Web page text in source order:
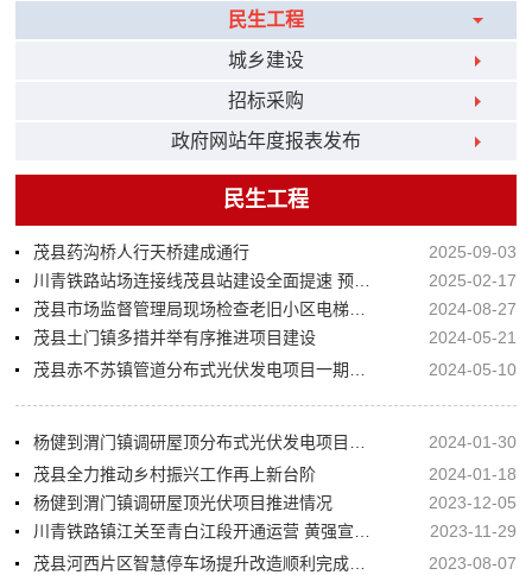
民生工程
城乡建设
招标采购
政府网站年度报表发布
民生工程
茂县药沟桥人行天桥建成通行
2025-09-03
2025-02-17
2024-08-27
茂县土门镇多措并举有序推进项目建设
2024-05-21
2024-05-10
2024-01-30
茂县全力推动乡村振兴工作再上新台阶
2024-01-18
杨健到渭门镇调研屋顶光伏项目推进情况
2023-12-05
2023-11-29
2023-08-07